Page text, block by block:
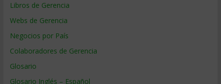
Libros de Gerencia
Webs de Gerencia
Negocios por País
Colaboradores de Gerencia
Glosario
Glosario Inglés – Español